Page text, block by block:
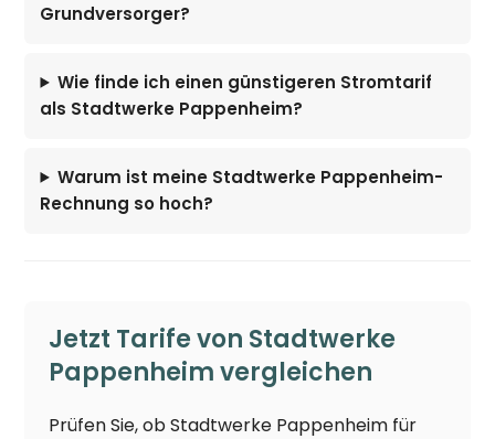
Grundversorger?
Wie finde ich einen günstigeren Stromtarif
als Stadtwerke Pappenheim?
Warum ist meine Stadtwerke Pappenheim-
Rechnung so hoch?
Jetzt Tarife von Stadtwerke
Pappenheim vergleichen
Prüfen Sie, ob Stadtwerke Pappenheim für